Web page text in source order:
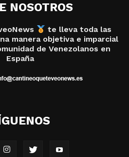
NOSOTROS
te lleva toda las
manera objetiva e imparcial
de Venezolanos en
España